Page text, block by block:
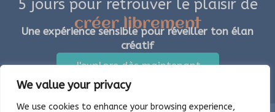
We value your privacy
We use cookies to enhance your browsing experience,
5 jours pour retrouver le plaisir de
créer librement
Une expérience sensible pour réveiller ton élan
créatif
J'explore dès maintenant